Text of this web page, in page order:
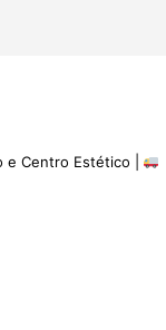
e Centro Estético |